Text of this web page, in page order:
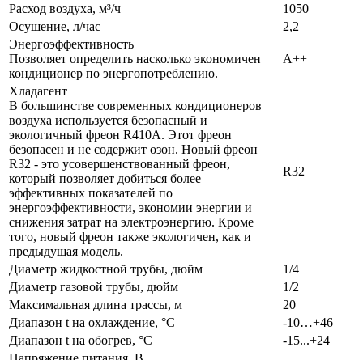
Расход воздуха, м³/ч
1050
Осушение, л/час
2,2
Энергоэффективность
Позволяет определить насколько экономичен
кондиционер по энергопотреблению.
A++
Хладагент
В большинстве современных кондиционеров
воздуха используется безопасный и
экологичный фреон R410A. Этот фреон
безопасен и не содержит озон. Новый фреон
R32 - это усовершенствованный фреон,
который позволяет добиться более
эффективных показателей по
энергоэффективности, экономии энергии и
снижения затрат на электроэнергию. Кроме
того, новый фреон также экологичен, как и
предыдущая модель.
R32
Диаметр жидкостной трубы, дюйм
1/4
Диаметр газовой трубы, дюйм
1/2
Максимальная длина трассы, м
20
Диапазон t на охлаждение, °С
-10…+46
Диапазон t на обогрев, °С
-15...+24